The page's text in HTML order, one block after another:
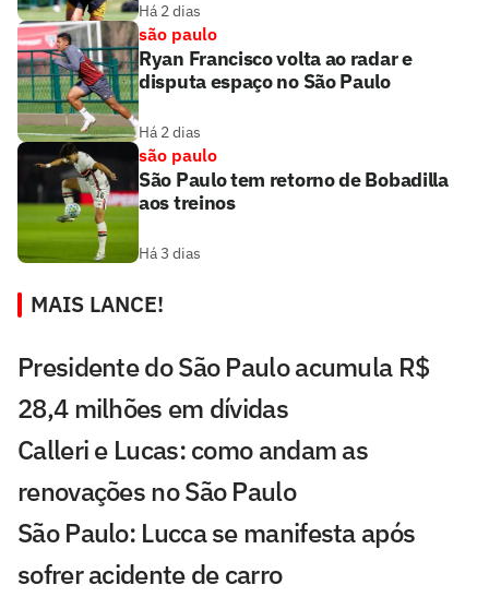
Há 2 dias
são paulo
Ryan Francisco volta ao radar e
disputa espaço no São Paulo
Há 2 dias
são paulo
São Paulo tem retorno de Bobadilla
aos treinos
Há 3 dias
MAIS LANCE!
Presidente do São Paulo acumula R$
28,4 milhões em dívidas
Calleri e Lucas: como andam as
renovações no São Paulo
São Paulo: Lucca se manifesta após
sofrer acidente de carro